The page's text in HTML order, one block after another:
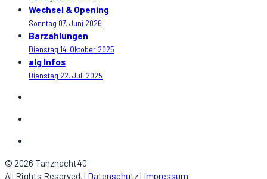
Wechsel & Opening
Sonntag 07. Juni 2026
Barzahlungen
Dienstag 14. Oktober 2025
alg Infos
Dienstag 22. Juli 2025
© 2026 Tanznacht40
All Rights Reserved. | Datenschutz Impressum